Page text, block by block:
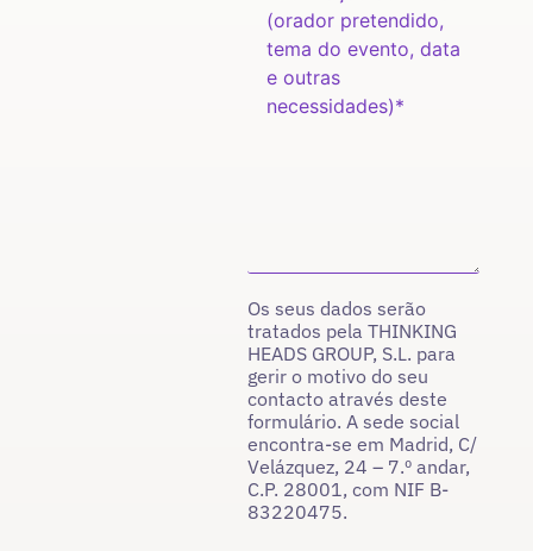
Os seus dados serão
tratados pela THINKING
HEADS GROUP, S.L. para
gerir o motivo do seu
contacto através deste
formulário. A sede social
encontra-se em Madrid, C/
Velázquez, 24 – 7.º andar,
C.P. 28001, com NIF B-
83220475.